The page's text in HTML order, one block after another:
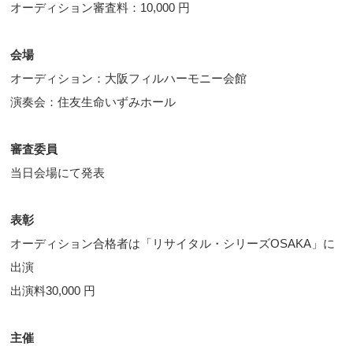
オーディション審査料：10,000 円
会場
オーディション：大阪フィルハーモニー会館
演奏会：住友生命いずみホール
審査委員
当日会場にて発表
表彰
オーディション合格者は「リサイタル・シリーズOSAKA」に
出演
出演料30,000 円
主催